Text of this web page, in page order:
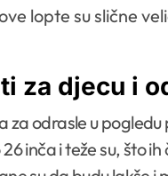
lopte su slične
za djecu i
za odrasle u
inča i teže su, što ih